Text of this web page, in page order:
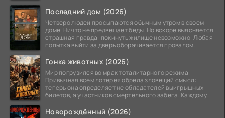
Последний дом (2026)
Четверо людей просыпаются обычным утром в своем
доме. Ничто не предвещает беды. Но вскоре выясняется
страшная правда: покинуть жилище невозможно. Любая
попытка выйти за дверь оборачивается провалом.
Гонка животных (2026)
Мир погрузился во мрак тоталитарного режима.
Привычная всем лотерея обрела зловещий смысл:
теперь она определяет не обладателей выигрышных
билетов, а участников смертельного забега. Каждому
Новорождённый (2026)